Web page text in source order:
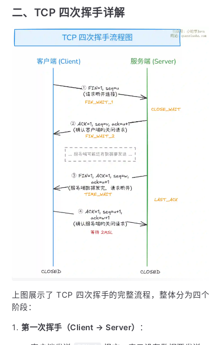
二、TCP 四次挥手详解
上图展示了 TCP 四次挥手的完整流程，整体分为四个
阶段：
第一次挥手（Client → Server） ：